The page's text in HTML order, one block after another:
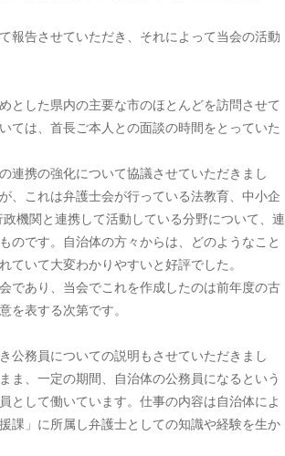
報告させていただき、それによって当会の活動
とした県内の主要な市のほとんどを訪問させて
ては、首長ご本人との面談の時間をとっていた
連携の強化について協議させていただきまし
、これは弁護士会が行っている法教育、中小企
機関と連携して活動している分野について、連
のです。自治体の方々からは、どのようなこと
いて大変わかりやすいと好評でした。
であり、当会でこれを作成したのは前年度の古
を表する次第です。
公務員についての説明もさせていただきまし
ま、一定の期間、自治体の公務員になるという
として働いています。仕事の内容は自治体によ
課」に所属し弁護士としての知識や経験を生か